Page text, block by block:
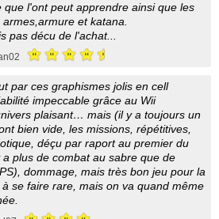
que l'ont peut apprendre ainsi que les
et katana.
pas décu de l'achat...
par ces graphismes jolis en cell
impeccable grâce au Wii
plaisant… mais (il y a toujours un
bien vide, les missions, répétitives,
déçu par raport au premier du
plus de combat au sabre que de
dommage, mais très bon jeu pour la
se faire rare, mais on va quand même